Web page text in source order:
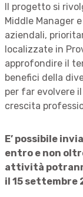
Il progetto si
Middle Manager
aziendali,
localizzate in
approfondire il
benefici della
per far evolvere
crescita
E’ possibile
entro e non
attività
il 15 settembre